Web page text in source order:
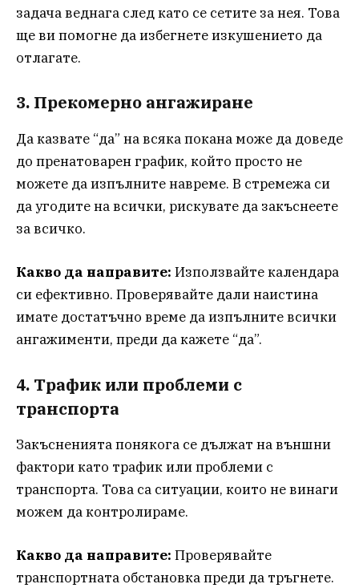
задача веднага след като се сетите за нея. Това
ще ви помогне да избегнете изкушението да
отлагате.
3. Прекомерно ангажиране
Да казвате “да” на всяка покана може да доведе
до пренатоварен график, който просто не
можете да изпълните навреме. В стремежа си
да угодите на всички, рискувате да закъснеете
за всичко.
Какво да направите: Използвайте календара
си ефективно. Проверявайте дали наистина
имате достатъчно време да изпълните всички
ангажименти, преди да кажете “да”.
4. Трафик или проблеми с
транспорта
Закъсненията понякога се дължат на външни
фактори като трафик или проблеми с
транспорта. Това са ситуации, които не винаги
можем да контролираме.
Какво да направите: Проверявайте
транспортната обстановка преди да тръгнете.